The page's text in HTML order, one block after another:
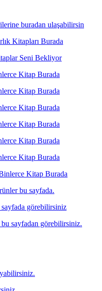
buradan ulaşabilirsin
Kitapları Burada
Seni Bekliyor
Kitap Burada
Kitap Burada
Kitap Burada
Kitap Burada
Kitap Burada
Kitap Burada
Kitap Burada
bu sayfada.
görebilirsiniz
sayfadan görebilirsiniz.